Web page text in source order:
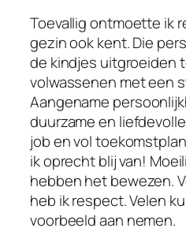
Toevallig ontmoette ik
gezin ook kent. Die
de kindjes uitgroeiden
volwassenen met een
Aangename
duurzame en
job en vol
ik oprecht blij van!
hebben het bewezen.
heb ik respect. Velen
voorbeeld aan nemen.